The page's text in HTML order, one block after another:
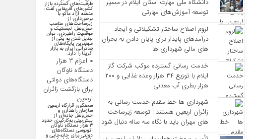
توسعه آموزش‌های مهارتی
لزوم اصلاح ساختار تشکیلاتی و ایجاد
درآمدهای پایدار برای پایان دادن به بحران‌
های مالی شهرداری‌ ها
خدمت رسانی گسترده موکب شرکت گاز
ایلام با توزیع ۳۴ هزار وعده غذایی و ۲۰۰
هزار بطری آب معدنی
شهرداری‌ ها خط مقدم خدمت ‌رسانی به
زائران اربعین هستند | توسعه زیرساخت
‌های مهران باید با نگاه سه‌ ساله دنبال شود
ظرفیت‌های گسترده بازار
کشور‌های آفریقایی گفت:
منطقه آزاد ماکو با
برخورداری از
زیرساخت‌های مناسب
حمل‌ونقل، لجستیک و
موقعیت راهبردی، توان
تبدیل شدن به یکی از
مهم‌ترین پایگاه‌های
صادراتی ایران به بازار
آفریقا را دارد.
اعزام ۳ هزار
دستگاه ناوگان
دستگاه‌های دولتی
برای بازگشت زائران
اربعین
سخنگوی قرارگاه اربعین
سازمان راهداری و
حمل‌ونقل جاده‌ای از
پیش‌بینی به‌کارگیری حدود
۳ هزار دستگاه ناوگان
اتوبوسی دستگاه‌های
دولتی برای جابه‌جایی و